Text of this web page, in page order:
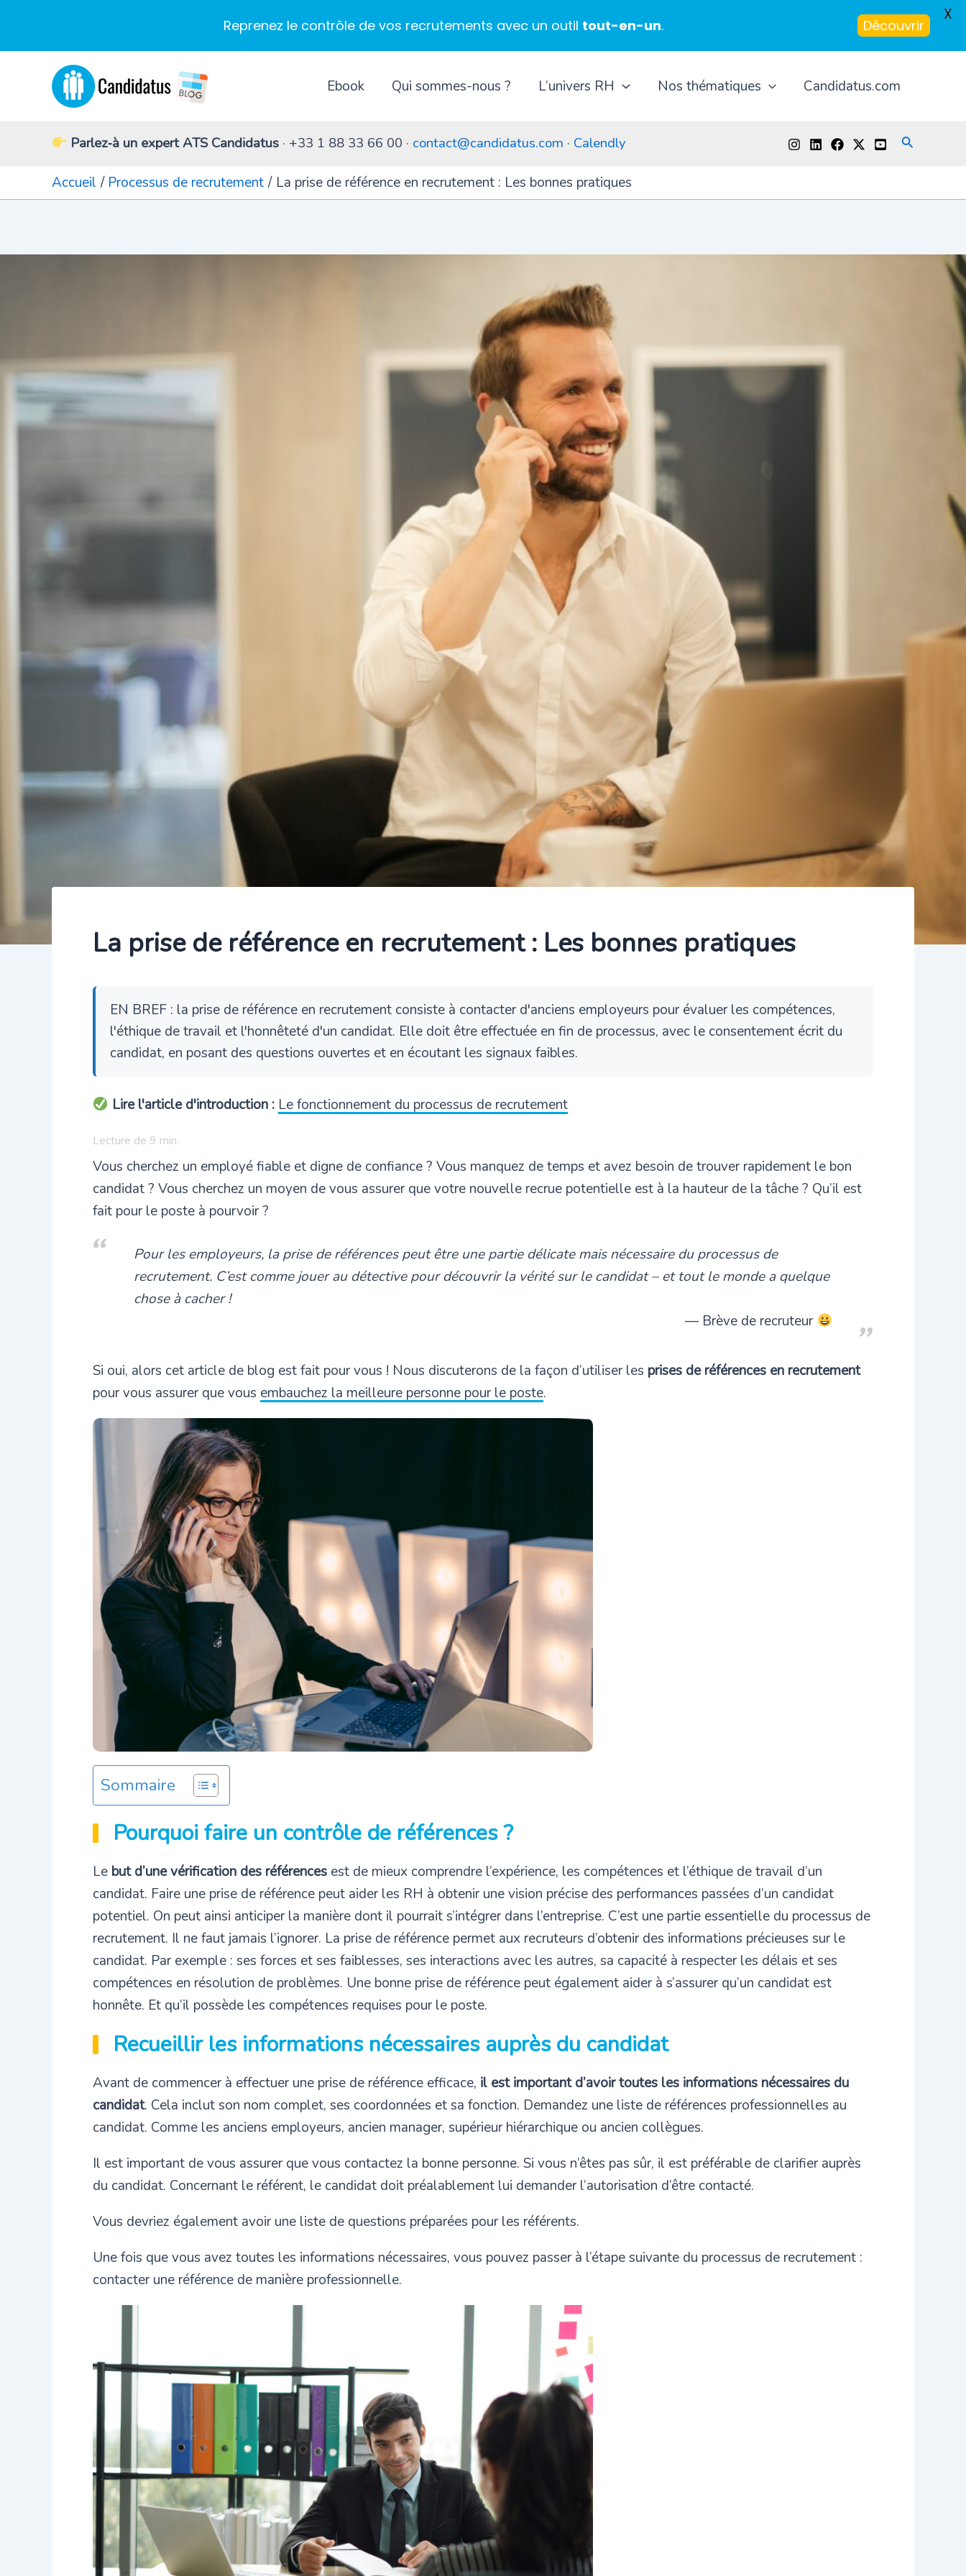
Ebook Qui sommes-nous ? L’univers RH Nos thématiques Candidatus.com
Parlez‑à un expert ATS Candidatus · +33 1 88 33 66 00 · contact@candidatus.com · Calendly Rechercher
Accueil Processus de recrutement La prise de référence en recrutement : Les bonnes pratiques
La prise de référence en recrutement : Les bonnes pratiques
EN BREF : la prise de référence en recrutement consiste à contacter d'anciens employeurs pour évaluer les compétences,
l'éthique de travail et l'honnêteté d'un candidat. Elle doit être effectuée en fin de processus, avec le consentement écrit du
candidat, en posant des questions ouvertes et en écoutant les signaux faibles.
Lire l'article d'introduction : Le fonctionnement du processus de recrutement
Lecture de 9 min.
Vous cherchez un employé fiable et digne de confiance ? Vous manquez de temps et avez besoin de trouver rapidement le bon
candidat ? Vous cherchez un moyen de vous assurer que votre nouvelle recrue potentielle est à la hauteur de la tâche ? Qu’il est
fait pour le poste à pourvoir ?
Pour les employeurs, la prise de références peut être une partie délicate mais nécessaire du processus de
recrutement. C’est comme jouer au détective pour découvrir la vérité sur le candidat – et tout le monde a quelque
chose à cacher !
Brève de recruteur
Si oui, alors cet article de blog est fait pour vous ! Nous discuterons de la façon d’utiliser les prises de références en recrutement
pour vous assurer que vous embauchez la meilleure personne pour le poste.
Sommaire
Pourquoi faire un contrôle de références ?
Le but d’une vérification des références est de mieux comprendre l’expérience, les compétences et l’éthique de travail d’un
candidat. Faire une prise de référence peut aider les RH à obtenir une vision précise des performances passées d’un candidat
potentiel. On peut ainsi anticiper la manière dont il pourrait s’intégrer dans l’entreprise. C’est une partie essentielle du processus de
recrutement. Il ne faut jamais l’ignorer. La prise de référence permet aux recruteurs d’obtenir des informations précieuses sur le
candidat. Par exemple : ses forces et ses faiblesses, ses interactions avec les autres, sa capacité à respecter les délais et ses
compétences en résolution de problèmes. Une bonne prise de référence peut également aider à s’assurer qu’un candidat est
honnête. Et qu’il possède les compétences requises pour le poste.
Recueillir les informations nécessaires auprès du candidat
Avant de commencer à effectuer une prise de référence efficace, il est important d’avoir toutes les informations nécessaires du
candidat. Cela inclut son nom complet, ses coordonnées et sa fonction. Demandez une liste de références professionnelles au
candidat. Comme les anciens employeurs, ancien manager, supérieur hiérarchique ou ancien collègues.
Il est important de vous assurer que vous contactez la bonne personne. Si vous n’êtes pas sûr, il est préférable de clarifier auprès
du candidat. Concernant le référent, le candidat doit préalablement lui demander l’autorisation d’être contacté.
Vous devriez également avoir une liste de questions préparées pour les référents.
Une fois que vous avez toutes les informations nécessaires, vous pouvez passer à l’étape suivante du processus de recrutement :
contacter une référence de manière professionnelle.
Reprenez le contrôle de vos recrutements avec un outil tout-en-un. Découvrir
X